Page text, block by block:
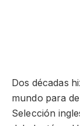
Dos décadas
mundo para
Selección